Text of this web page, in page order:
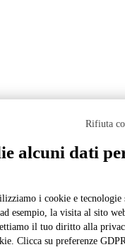
Rifiuta
alcuni dati
i cookie e
esempio, la visita al sito
il tuo diritto alla
Clicca su preferenze